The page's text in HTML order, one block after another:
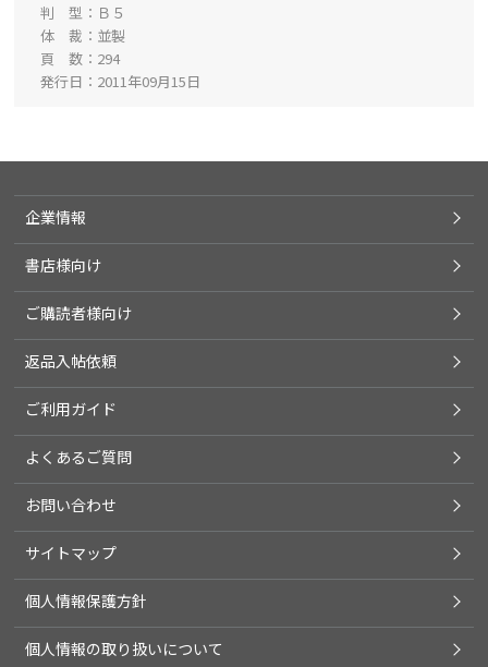
判 型
Ｂ５
体 裁
並製
頁 数
294
発行日
2011年09月15日
企業情報
書店様向け
ご購読者様向け
返品入帖依頼
ご利用ガイド
よくあるご質問
お問い合わせ
サイトマップ
個人情報保護方針
個人情報の取り扱いについて